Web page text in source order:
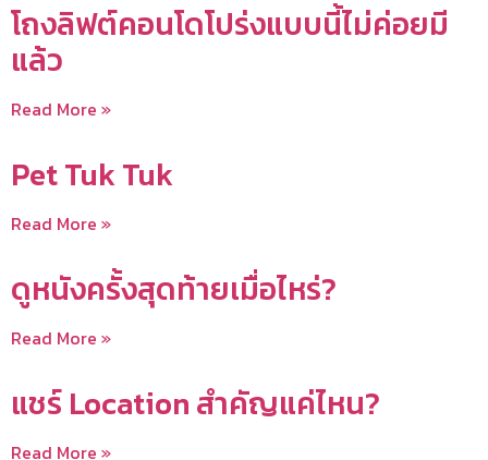
โถงลิฟต์คอนโดโปร่งแบบนี้ไม่ค่อยมี
แล้ว
Read More »
Pet Tuk Tuk
Read More »
ดูหนังครั้งสุดท้ายเมื่อไหร่?
Read More »
แชร์ Location สำคัญแค่ไหน?
Read More »